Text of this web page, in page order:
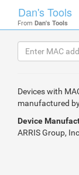
Dan's Tools
From Dan's Tools
Devices with
manufactured
Device
ARRIS Group,